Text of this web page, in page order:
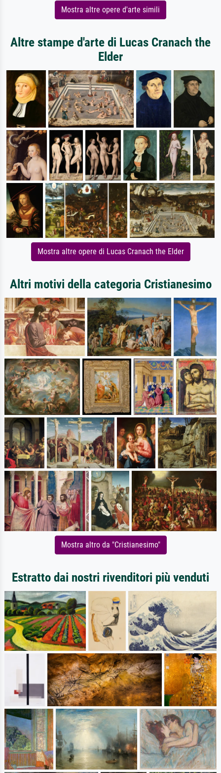
Mostra altre opere d'arte simili
Altre stampe d'arte di Lucas Cranach the
Elder
Mostra altre opere di Lucas Cranach the Elder
Altri motivi della categoria Cristianesimo
Mostra altro da "Cristianesimo"
Estratto dai nostri rivenditori più venduti